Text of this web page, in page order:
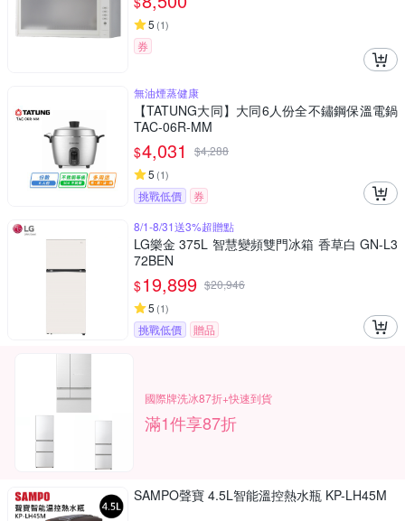
5 (1)
券
無油煙蒸健康
【TATUNG大同】大同6人份全不鏽鋼保溫電鍋
TAC-06R-MM
$4,031 $4,288
5 (1)
挑戰低價
券
8/1-8/31送3%超贈點
LG樂金 375L 智慧變頻雙門冰箱 香草白 GN-L3
72BEN
$19,899 $20,946
5 (1)
挑戰低價 贈品
國際牌洗冰87折+快速到貨
滿1件享87折
SAMPO聲寶 4.5L智能溫控熱水瓶 KP-LH45M